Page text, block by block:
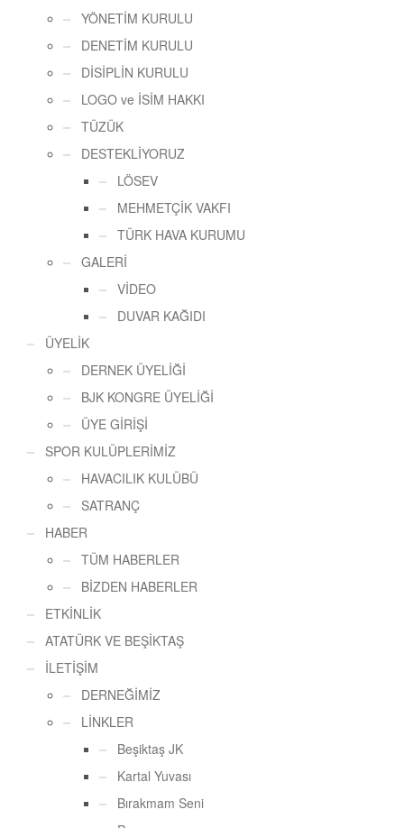
YÖNETİM KURULU
DENETİM KURULU
DİSİPLİN KURULU
LOGO ve İSİM HAKKI
TÜZÜK
DESTEKLİYORUZ
LÖSEV
MEHMETÇİK VAKFI
TÜRK HAVA KURUMU
GALERİ
VİDEO
DUVAR KAĞIDI
ÜYELİK
DERNEK ÜYELİĞİ
BJK KONGRE ÜYELİĞİ
ÜYE GİRİŞİ
SPOR KULÜPLERİMİZ
HAVACILIK KULÜBÜ
SATRANÇ
HABER
TÜM HABERLER
BİZDEN HABERLER
ETKİNLİK
ATATÜRK VE BEŞİKTAŞ
İLETİŞİM
DERNEĞİMİZ
LİNKLER
Beşiktaş JK
Kartal Yuvası
Bırakmam Seni